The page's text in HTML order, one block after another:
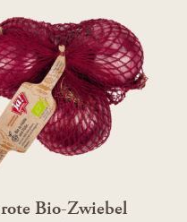
rote Bio-Zwiebel